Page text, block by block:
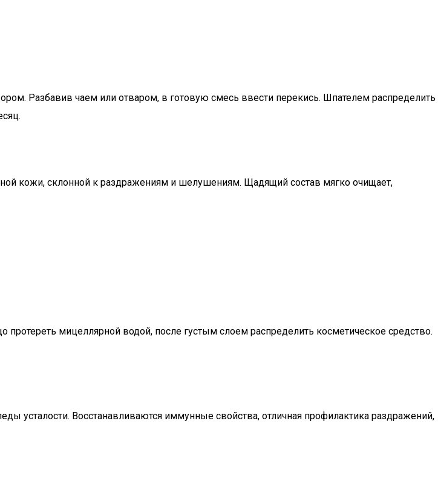
Разбавив чаем или отваром, в готовую смесь ввести перекись. Шпателем распределить
кожи, склонной к раздражениям и шелушениям. Щадящий состав мягко очищает,
мицеллярной водой, после густым слоем распределить косметическое средство.
усталости. Восстанавливаются иммунные свойства, отличная профилактика раздражений,